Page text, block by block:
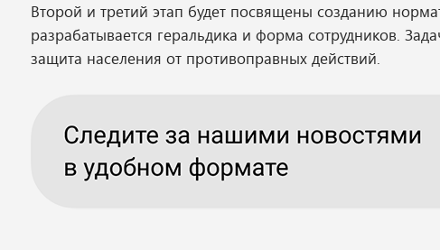
Второй и третий этап будет посвящены созданию
разрабатывается геральдика и форма сотрудников.
защита населения от противоправных действий.